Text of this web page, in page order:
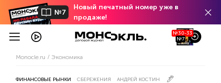
№7
Новый печатный номер уже в
продаже!
№30-33
№7
Monocle.ru Экономика
ФИНАНСОВЫЕ РЫНКИ СБЕРЕЖЕНИЯ АНДРЕЙ КОСТИН